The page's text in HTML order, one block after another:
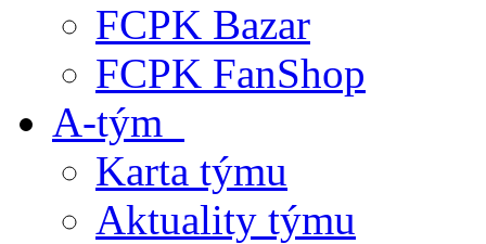
FCPK Bazar
FCPK FanShop
A-tým
Karta týmu
Aktuality týmu